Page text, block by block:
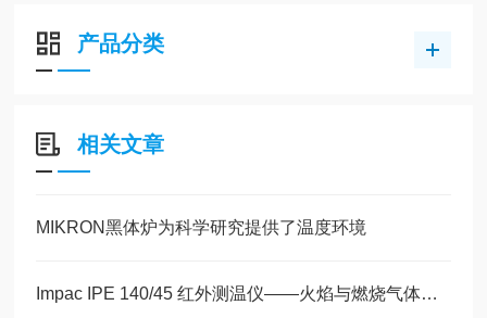
产品分类
相关文章
MIKRON黑体炉为科学研究提供了温度环境
Impac IPE 140/45 红外测温仪——火焰与燃烧气体温度测量